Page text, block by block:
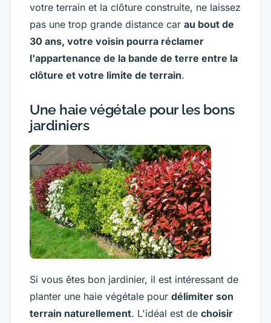
votre terrain et la clôture construite, ne laissez
pas une trop grande distance car au bout de
30 ans, votre voisin pourra réclamer
l'appartenance de la bande de terre entre la
clôture et votre limite de terrain.
Une haie végétale pour les bons
jardiniers
Si vous êtes bon jardinier, il est intéressant de
planter une haie végétale pour délimiter son
terrain naturellement. L'idéal est de choisir